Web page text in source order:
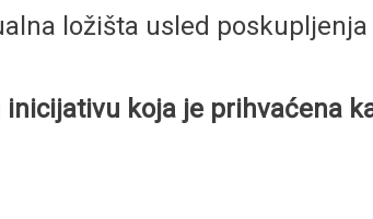
ložišta usled
koja je prihvaćena